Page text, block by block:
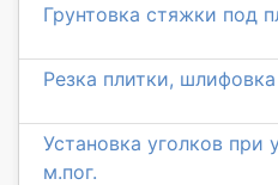
Грунтовка стяжки под
Резка плитки,
Установка уголков при
м.пог.